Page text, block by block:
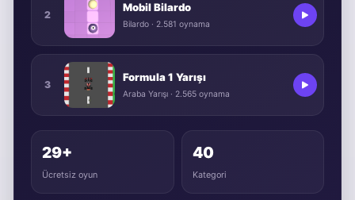
2
Mobil Bilardo
Bilardo · 2.581 oynama
3
Formula 1 Yarışı
Araba Yarışı · 2.565 oynama
29+
Ücretsiz oyun
40
Kategori